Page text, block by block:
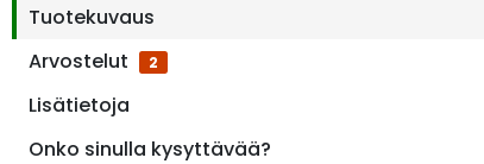
Tuotekuvaus
Arvostelut
2
Lisätietoja
Onko sinulla kysyttävää?